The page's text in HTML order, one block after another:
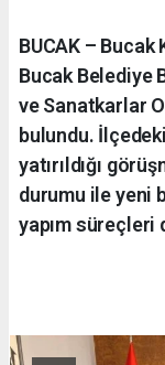
BUCAK – Bucak
Bucak Belediye
ve Sanatkarlar
bulundu.
yatırıldığı
durumu ile yeni
yapım süreçleri